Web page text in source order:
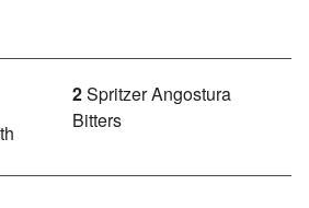
2
Bitters